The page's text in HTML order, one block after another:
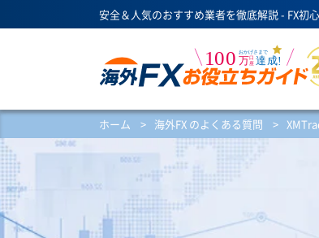
安全＆人気のおすすめ業者を徹底解説 - FX初
ホーム > 海外FX のよくある質問 >